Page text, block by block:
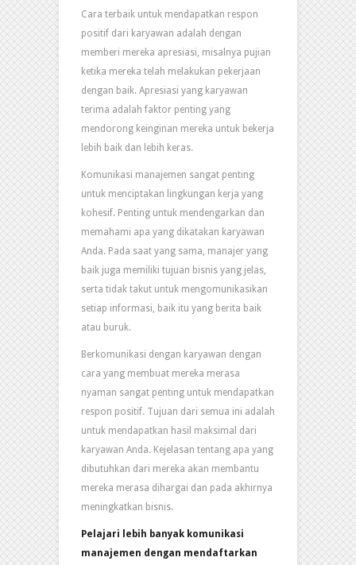
Cara terbaik untuk mendapatkan respon
positif dari karyawan adalah dengan
memberi mereka apresiasi, misalnya pujian
ketika mereka telah melakukan pekerjaan
dengan baik. Apresiasi yang karyawan
terima adalah faktor penting yang
mendorong keinginan mereka untuk bekerja
lebih baik dan lebih keras.
Komunikasi manajemen sangat penting
untuk menciptakan lingkungan kerja yang
kohesif. Penting untuk mendengarkan dan
memahami apa yang dikatakan karyawan
Anda. Pada saat yang sama, manajer yang
baik juga memiliki tujuan bisnis yang jelas,
serta tidak takut untuk mengomunikasikan
setiap informasi, baik itu yang berita baik
atau buruk.
Berkomunikasi dengan karyawan dengan
cara yang membuat mereka merasa
nyaman sangat penting untuk mendapatkan
respon positif. Tujuan dari semua ini adalah
untuk mendapatkan hasil maksimal dari
karyawan Anda. Kejelasan tentang apa yang
dibutuhkan dari mereka akan membantu
mereka merasa dihargai dan pada akhirnya
meningkatkan bisnis.
Pelajari lebih banyak komunikasi
manajemen dengan mendaftarkan